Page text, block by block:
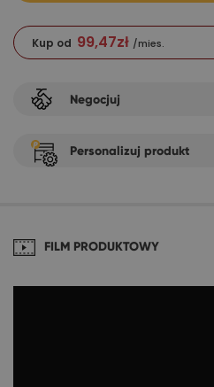
Kup od 99,47zł /mies.
Negocjuj
Personalizuj produkt
FILM PRODUKTOWY